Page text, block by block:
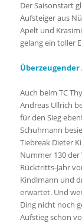
Der Saisonstart
Aufsteiger aus
Apelt und
gelang ein toller
Auch beim TC
Andreas Ullrich
für den Sieg
Schuhmann
Tiebreak Dieter
Nummer 130 der
Rücktritts-Jahr
Kindlmann und
erwartet. Und
Ding nicht noch
Aufstieg schon